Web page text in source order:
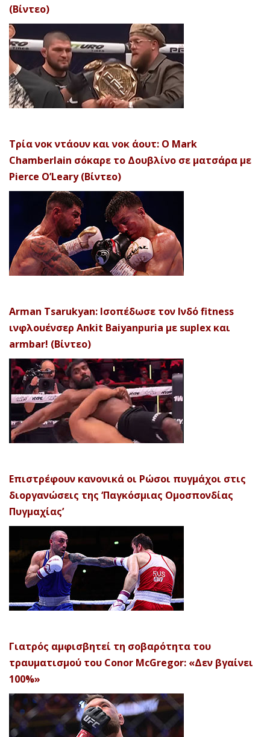
(Βίντεο)
Τρία νοκ ντάουν και νοκ άουτ: Ο Mark
Chamberlain σόκαρε το Δουβλίνο σε ματσάρα με
Pierce O’Leary (Βίντεο)
Arman Tsarukyan: Ισοπέδωσε τον Ινδό fitness
ινφλουένσερ Ankit Baiyanpuria με suplex και
armbar! (Βίντεο)
Επιστρέφουν κανονικά οι Ρώσοι πυγμάχοι στις
διοργανώσεις της ‘Παγκόσμιας Ομοσπονδίας
Πυγμαχίας’
Γιατρός αμφισβητεί τη σοβαρότητα του
τραυματισμού του Conor McGregor: «Δεν βγαίνει
100%»